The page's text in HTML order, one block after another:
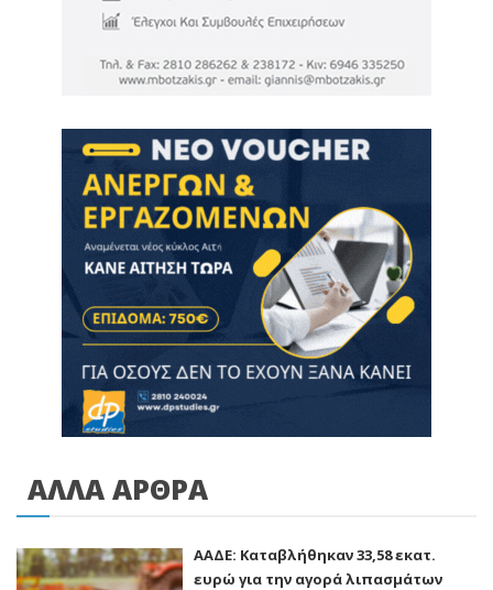
ΑΛΛΑ ΑΡΘΡΑ
ΑΑΔΕ: Kαταβλήθηκαν 33,58 εκατ.
ευρώ για την αγορά λιπασμάτων